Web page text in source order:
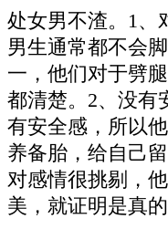
处女男不渣。1、
男生通常都不会
一，他们对于劈
都清楚。2、没有
有安全感，所以
养备胎，给自己
对感情很挑剔，
美，就证明是真的